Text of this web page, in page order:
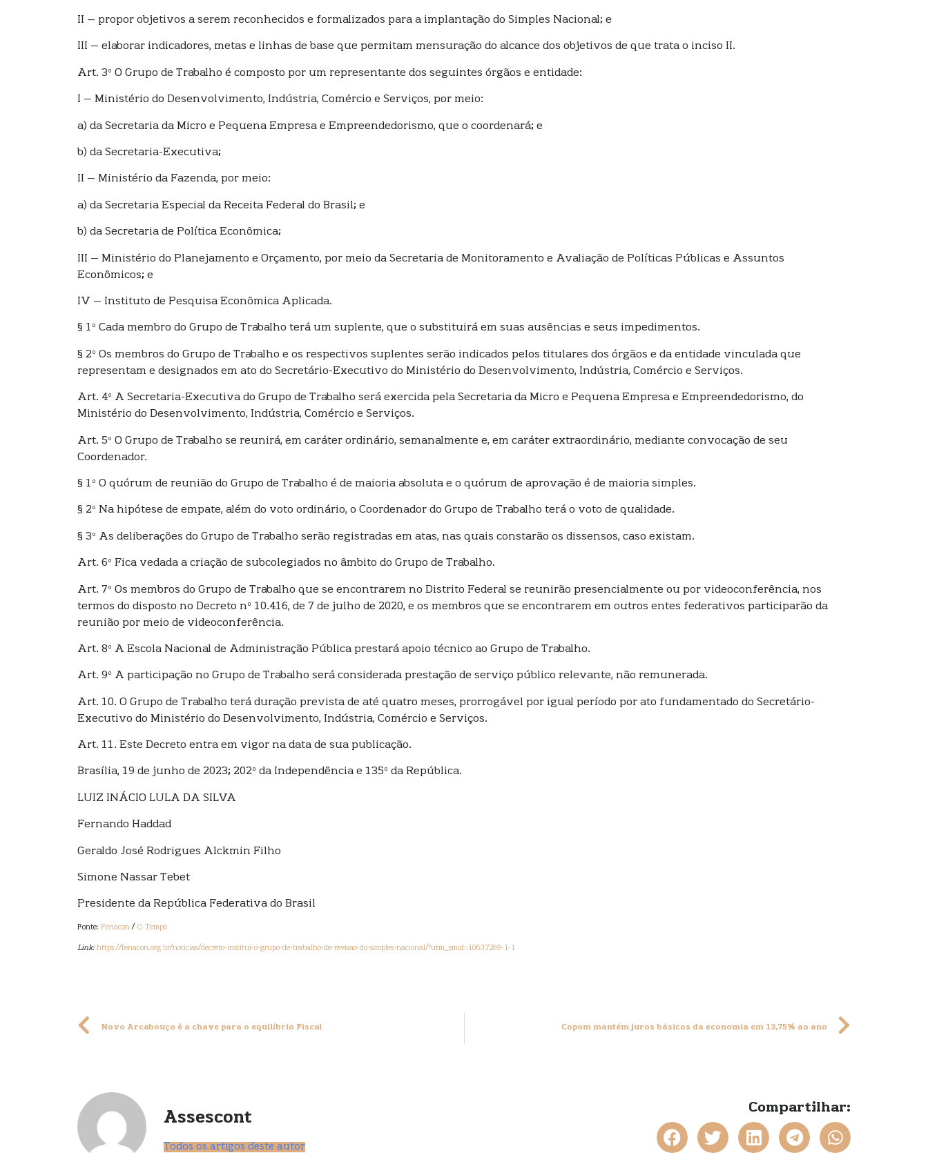
II – propor objetivos a serem reconhecidos e formalizados para a implantação do Simples Nacional; e
III – elaborar indicadores, metas e linhas de base que permitam mensuração do alcance dos objetivos de que trata o inciso II.
Art. 3º O Grupo de Trabalho é composto por um representante dos seguintes órgãos e entidade:
I – Ministério do Desenvolvimento, Indústria, Comércio e Serviços, por meio:
a) da Secretaria da Micro e Pequena Empresa e Empreendedorismo, que o coordenará; e
b) da Secretaria-Executiva;
II – Ministério da Fazenda, por meio:
a) da Secretaria Especial da Receita Federal do Brasil; e
b) da Secretaria de Política Econômica;
III – Ministério do Planejamento e Orçamento, por meio da Secretaria de Monitoramento e Avaliação de Políticas Públicas e Assuntos
Econômicos; e
IV – Instituto de Pesquisa Econômica Aplicada.
§ 1º Cada membro do Grupo de Trabalho terá um suplente, que o substituirá em suas ausências e seus impedimentos.
§ 2º Os membros do Grupo de Trabalho e os respectivos suplentes serão indicados pelos titulares dos órgãos e da entidade vinculada que
representam e designados em ato do Secretário-Executivo do Ministério do Desenvolvimento, Indústria, Comércio e Serviços.
Art. 4º A Secretaria-Executiva do Grupo de Trabalho será exercida pela Secretaria da Micro e Pequena Empresa e Empreendedorismo, do
Ministério do Desenvolvimento, Indústria, Comércio e Serviços.
Art. 5º O Grupo de Trabalho se reunirá, em caráter ordinário, semanalmente e, em caráter extraordinário, mediante convocação de seu
Coordenador.
§ 1º O quórum de reunião do Grupo de Trabalho é de maioria absoluta e o quórum de aprovação é de maioria simples.
§ 2º Na hipótese de empate, além do voto ordinário, o Coordenador do Grupo de Trabalho terá o voto de qualidade.
§ 3º As deliberações do Grupo de Trabalho serão registradas em atas, nas quais constarão os dissensos, caso existam.
Art. 6º Fica vedada a criação de subcolegiados no âmbito do Grupo de Trabalho.
Art. 7º Os membros do Grupo de Trabalho que se encontrarem no Distrito Federal se reunirão presencialmente ou por videoconferência, nos
termos do disposto no Decreto nº 10.416, de 7 de julho de 2020, e os membros que se encontrarem em outros entes federativos participarão da
reunião por meio de videoconferência.
Art. 8º A Escola Nacional de Administração Pública prestará apoio técnico ao Grupo de Trabalho.
Art. 9º A participação no Grupo de Trabalho será considerada prestação de serviço público relevante, não remunerada.
Art. 10. O Grupo de Trabalho terá duração prevista de até quatro meses, prorrogável por igual período por ato fundamentado do Secretário-
Executivo do Ministério do Desenvolvimento, Indústria, Comércio e Serviços.
Art. 11. Este Decreto entra em vigor na data de sua publicação.
Brasília, 19 de junho de 2023; 202º da Independência e 135º da República.
LUIZ INÁCIO LULA DA SILVA
Fernando Haddad
Geraldo José Rodrigues Alckmin Filho
Simone Nassar Tebet
Presidente da República Federativa do Brasil
Fonte: Fenacon/ O Tempo
Link: https://fenacon.org.br/noticias/decreto-institui-o-grupo-de-trabalho-de-revisao-do-simples-nacional/?utm_smid=10637269-1-1
Novo Arcabouço é a chave para o equilíbrio Fiscal Copom mantém juros básicos da economia em 13,75% ao ano
Assescont
Todos os artigos deste autor
Compartilhar: